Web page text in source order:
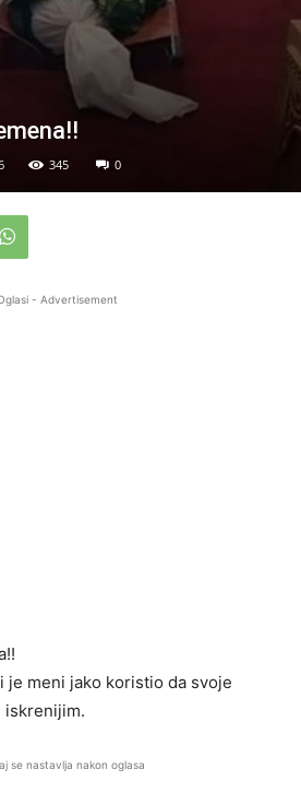
345 0
- Advertisement
je meni jako koristio da svoje
iskrenijim.
se nastavlja nakon oglasa